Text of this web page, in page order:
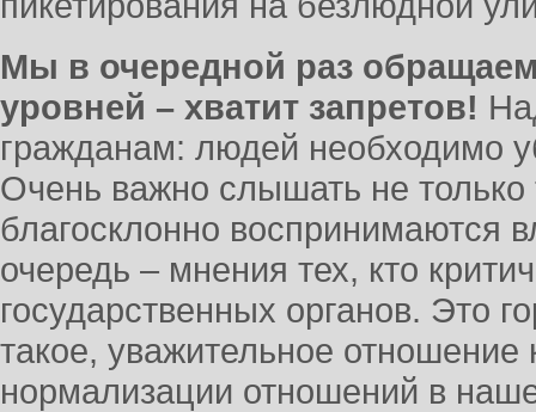
Мы в очередной раз
уровней – хватит запретов!
гражданам: людей необходимо
Очень важно слышать не только
благосклонно воспринимаются
очередь – мнения тех, кто
государственных органов. Это
такое, уважительное отношение
нормализации отношений в